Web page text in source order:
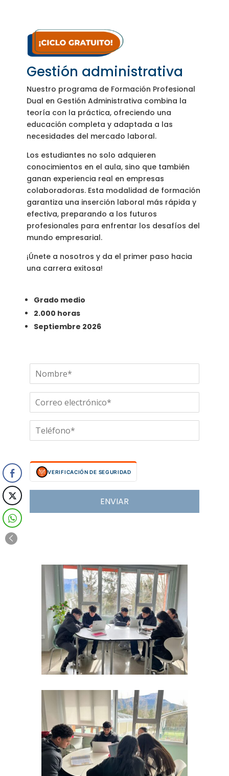
Gestión administrativa
Nuestro programa de Formación Profesional
Dual en Gestión Administrativa combina la
teoría con la práctica, ofreciendo una
educación completa y adaptada a las
necesidades del mercado laboral.
Los estudiantes no solo adquieren
conocimientos en el aula, sino que también
ganan experiencia real en empresas
colaboradoras. Esta modalidad de formación
garantiza una inserción laboral más rápida y
efectiva, preparando a los futuros
profesionales para enfrentar los desafíos del
mundo empresarial.
¡Únete a nosotros y da el primer paso hacia
una carrera exitosa!
Grado medio
2.000 horas
Septiembre 2026
VERIFICACIÓN DE SEGURIDAD